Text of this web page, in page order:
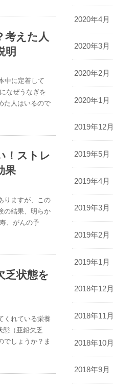
考えた人
明
中に定着して
なぜうなぎを
た人はいるので
！ストレ
果
りますが、この
の結果、明らか
、がんの予
乏状態を
くれている栄養
態（亜鉛欠乏
でしょうか？ま
2020年4月
2020年3月
2020年2月
2020年1月
2019年12月
2019年5月
2019年4月
2019年3月
2019年2月
2019年1月
2018年12月
2018年11月
2018年10月
2018年9月